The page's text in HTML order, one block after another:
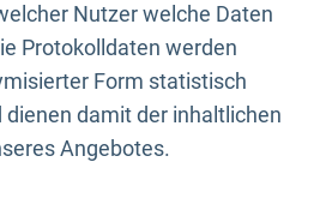
Nutzer welche Daten
Protokolldaten werden
Form statistisch
damit der inhaltlichen
Angebotes.